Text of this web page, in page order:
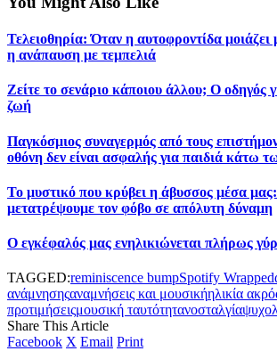
Τελειοθηρία: Όταν η αυτοφροντίδα
η ανάπαυση με τεμπελιά
Ζείτε το σενάριο κάποιου άλλου; Ο οδηγός
ζωή
Παγκόσμιος συναγερμός από τους
οθόνη δεν είναι ασφαλής για παιδιά κάτω
Το μυστικό που κρύβει η άβυσσος μέσα
μετατρέψουμε τον φόβο σε απόλυτη δύναμη
Ο εγκέφαλός μας ενηλικιώνεται πλήρως
TAGGED:reminiscence bumpSpotify Wrapped
ανάμνησηςαναμνήσεις και μουσικήηλικία
προτιμήσειςμουσική ταυτότητανοσταλγία
Share This Article
Facebook X Email Print